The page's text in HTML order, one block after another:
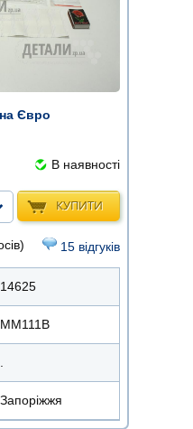
Євро
В наявності
КУПИТИ
15 відгуків
14625
ММ111В
Запоріжжя